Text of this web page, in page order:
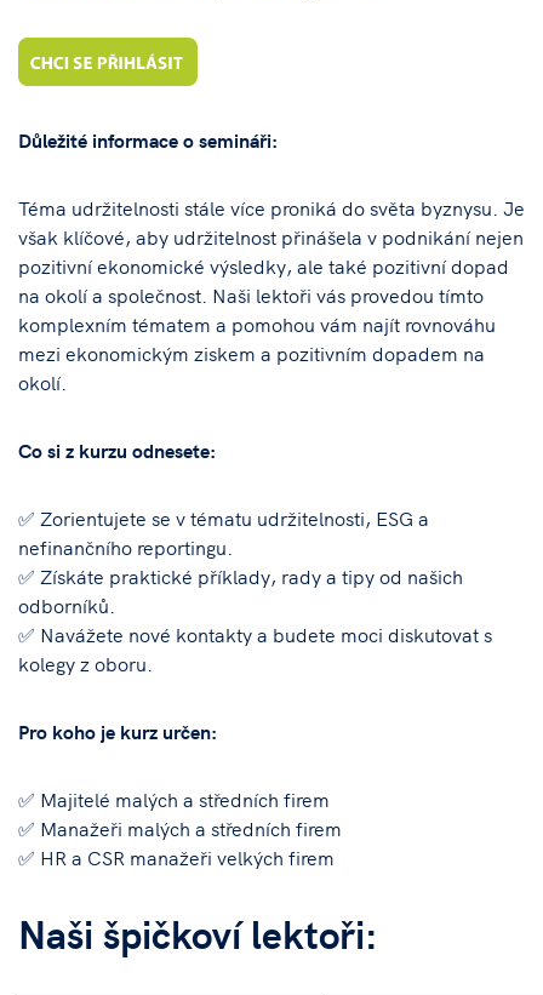
Důležité informace o semináři:
Téma udržitelnosti stále více proniká do světa byznysu. Je
však klíčové, aby udržitelnost přinášela v podnikání nejen
pozitivní ekonomické výsledky, ale také pozitivní dopad
na okolí a společnost. Naši lektoři vás provedou tímto
komplexním tématem a pomohou vám najít rovnováhu
mezi ekonomickým ziskem a pozitivním dopadem na
okolí.
Co si z kurzu odnesete:
✅ Zorientujete se v tématu udržitelnosti, ESG a
nefinančního reportingu.
✅ Získáte praktické příklady, rady a tipy od našich
odborníků.
✅ Navážete nové kontakty a budete moci diskutovat s
kolegy z oboru.
Pro koho je kurz určen:
✅ Majitelé malých a středních firem
✅ Manažeři malých a středních firem
✅ HR a CSR manažeři velkých firem
Naši špičkoví lektoři: